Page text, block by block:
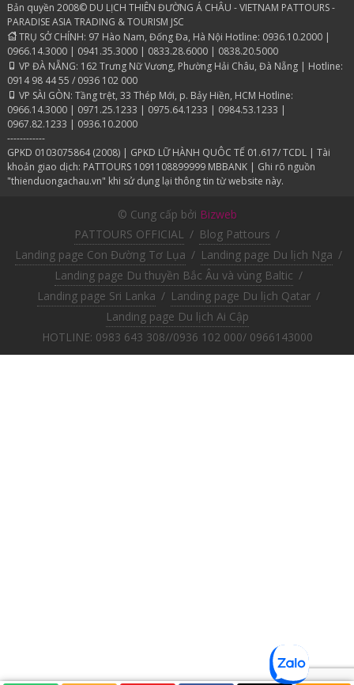
Bản quyền 2008© DU LỊCH THIÊN ĐƯỜNG Á CHÂU - VIETNAM PATTOURS -
PARADISE ASIA TRADING & TOURISM JSC
TRỤ SỞ CHÍNH: 97 Hào Nam, Đống Đa, Hà Nội Hotline: 0936.10.2000 |
0966.14.3000 | 0941.35.3000 | 0833.28.6000 | 0838.20.5000
VP ĐÀ NẴNG: 162 Trưng Nữ Vương, Phường Hải Châu, Đà Nẵng | Hotline:
0914 98 44 55 / 0936 102 000
VP SÀI GÒN: Tầng trệt, 33 Thép Mới, p. Bảy Hiền, HCM Hotline:
0966.14.3000 | 0971.25.1233 | 0975.64.1233 | 0984.53.1233 |
0967.82.1233 | 0936.10.2000
------------
GPKD 0103075864 (2008) | GPKD LỮ HÀNH QUÔC TẾ 01.617/ TCDL | Tài
khoản giao dịch: PATTOURS 1091108899999 MBBANK | Ghi rõ nguồn
"thienduongachau.vn" khi sử dụng lại thông tin từ website này.
© Cung cấp bởi Bizweb
PATTOURS OFFICIAL / Blog Pattours /
Landing page Con Đường Tơ Lụa / Landing page Du lịch Nga /
Landing page Du thuyền Bắc Âu và vùng Baltic /
Landing page Sri Lanka / Landing page Du lịch Qatar /
Landing page Du lịch Ai Cập
HOTLINE: 0983 643 308//0936 102 000/ 0966143000